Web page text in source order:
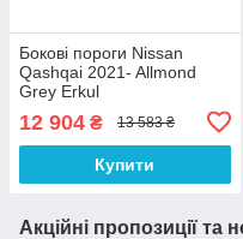
Бокові пороги Nissan
Qashqai 2021- Allmond
Grey Erkul
12 904 ₴ 13 583 ₴
Купити
Акційні пропозиції та